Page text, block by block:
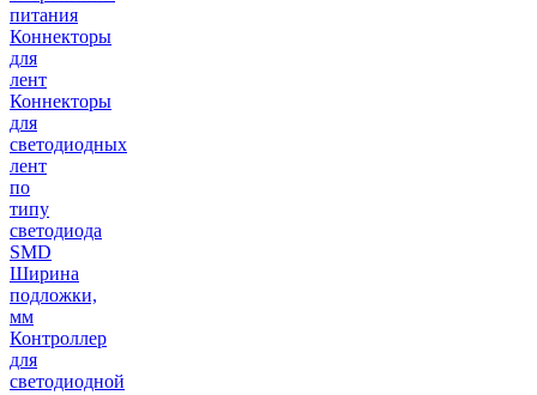
питания
Коннекторы
для
лент
Коннекторы
для
светодиодных
лент
по
типу
светодиода
SMD
Ширина
подложки,
мм
Контроллер
для
светодиодной